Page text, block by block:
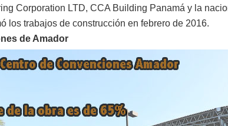
Corporation LTD, CCA Building Panamá y la
los trabajos de construcción en febrero de 2016.
de Amador